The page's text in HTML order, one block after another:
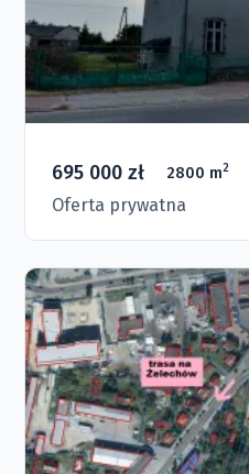
695 000 zł 2800 m2
Oferta prywatna